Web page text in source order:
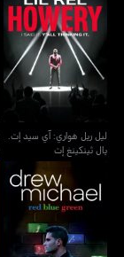
ليل ريل هواري: آي سيد إت.
يال ثينكينغ إت
ليل ريل هواري: آي سيد إت.
يال ثينكينغ إت
درو مايكل: ريد، غرين & بلو